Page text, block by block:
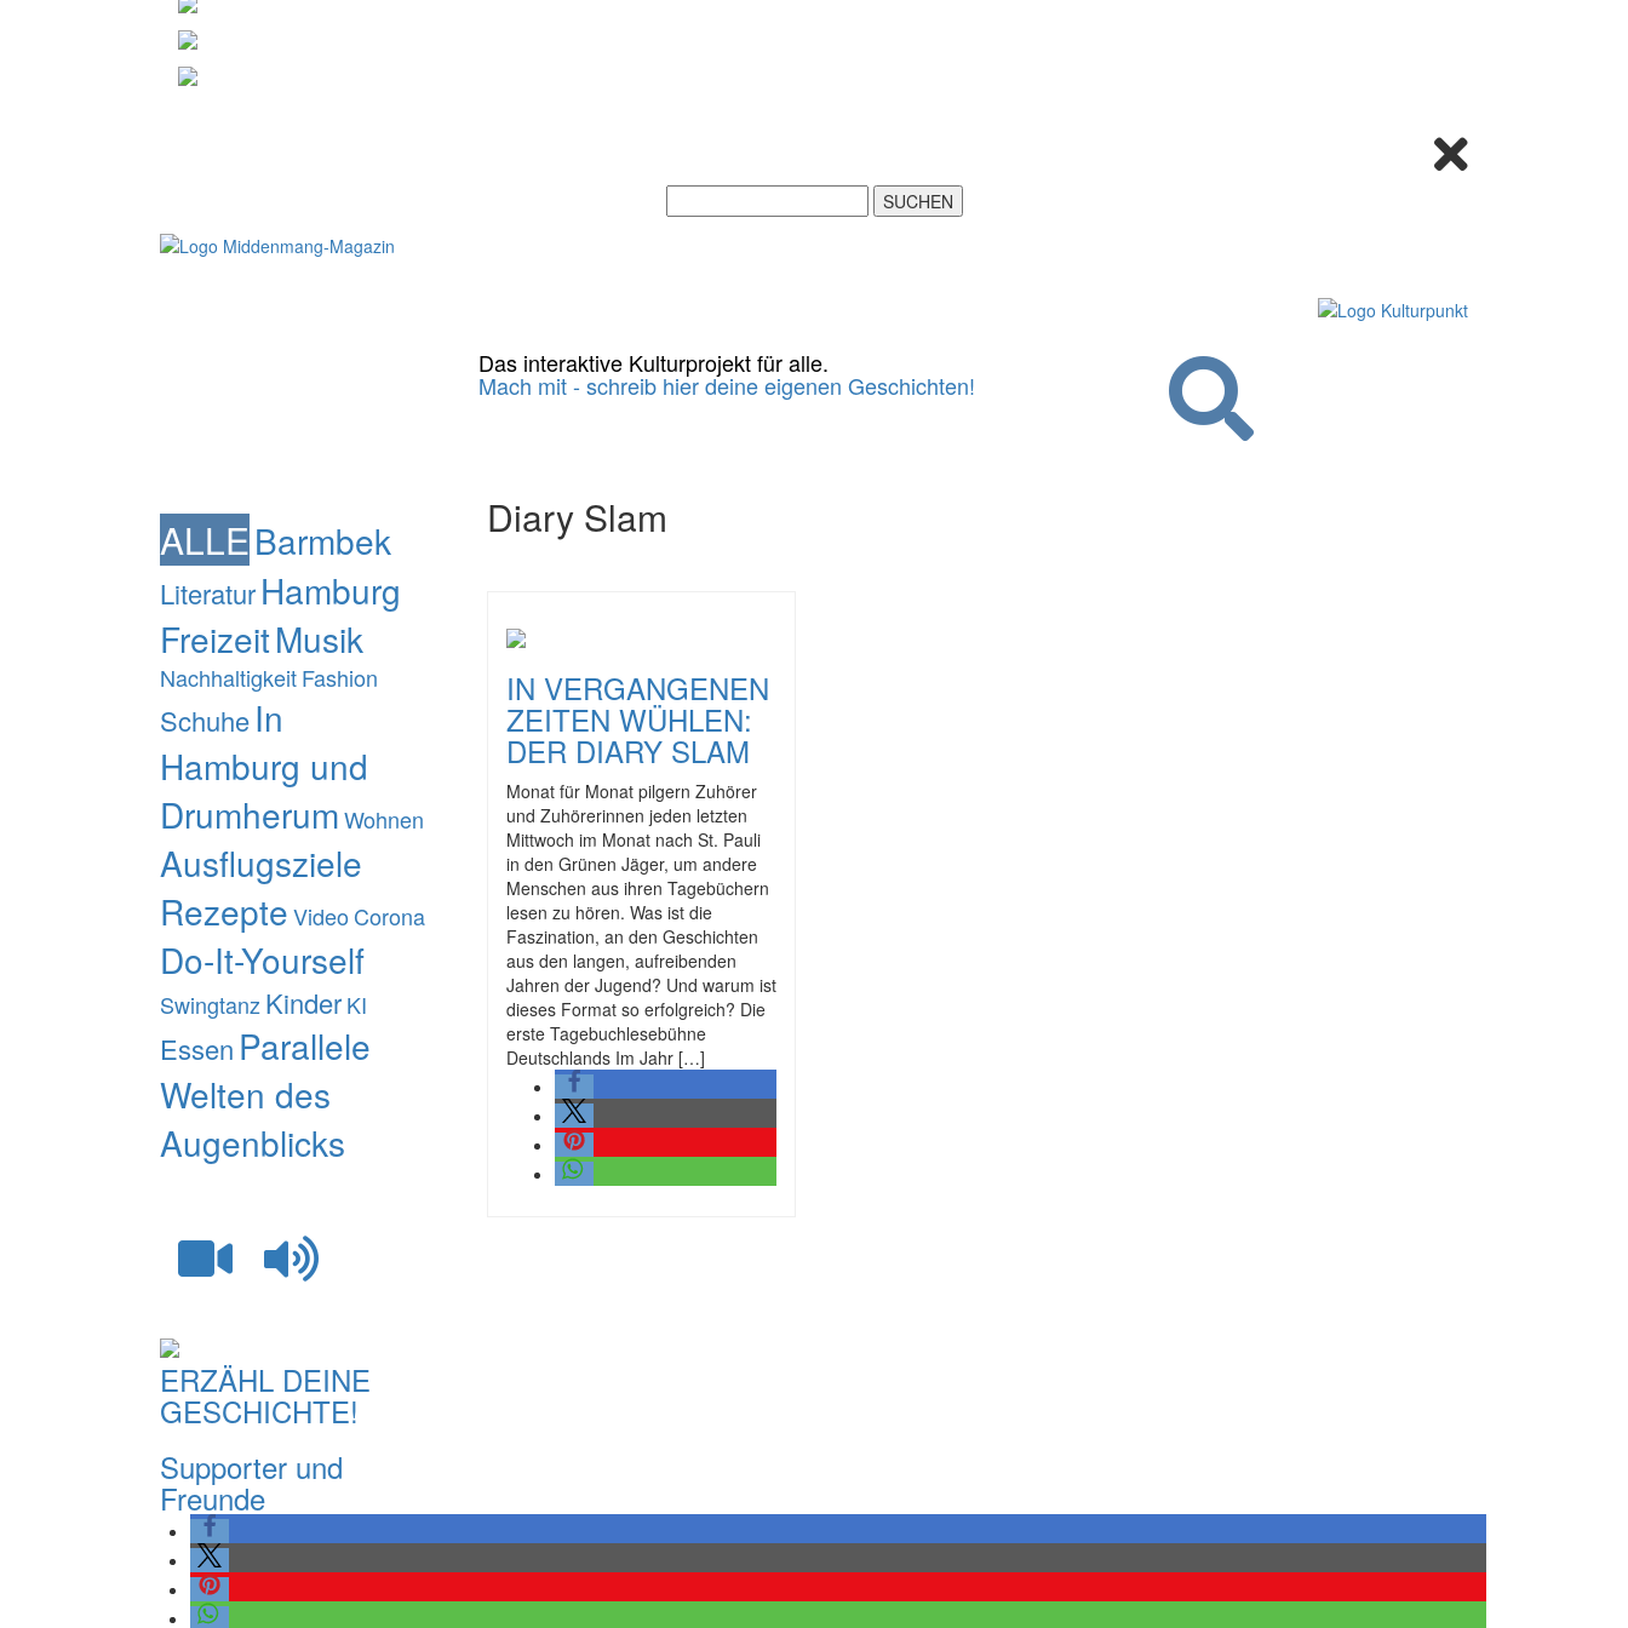
Das interaktive Kulturprojekt für alle.
Mach mit - schreib hier deine eigenen Geschichten!
ALLEBarmbek
LiteraturHamburg
FreizeitMusik
NachhaltigkeitFashion
SchuheIn
Hamburg und
DrumherumWohnen
Ausflugsziele
RezepteVideo Corona
Do-It-Yourself
SwingtanzKinderKI
Essen Parallele
Welten des
Augenblicks
ERZÄHL DEINE
GESCHICHTE!
Supporter und
Freunde
Diary Slam
IN VERGANGENEN
ZEITEN WÜHLEN:
DER DIARY SLAM
Monat für Monat pilgern Zuhörer
und Zuhörerinnen jeden letzten
Mittwoch im Monat nach St. Pauli
in den Grünen Jäger, um andere
Menschen aus ihren Tagebüchern
lesen zu hören. Was ist die
Faszination, an den Geschichten
aus den langen, aufreibenden
Jahren der Jugend? Und warum ist
dieses Format so erfolgreich? Die
erste Tagebuchlesebühne
Deutschlands Im Jahr […]